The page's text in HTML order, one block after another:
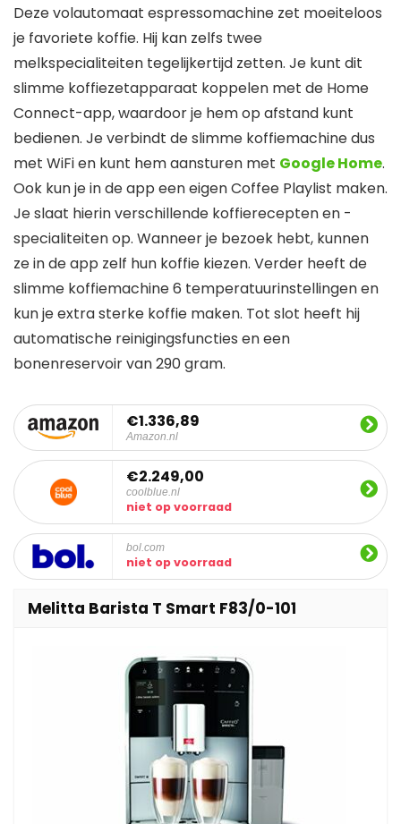
Deze volautomaat espressomachine zet moeiteloos
je favoriete koffie. Hij kan zelfs twee
melkspecialiteiten tegelijkertijd zetten. Je kunt dit
slimme koffiezetapparaat koppelen met de Home
Connect-app, waardoor je hem op afstand kunt
bedienen. Je verbindt de slimme koffiemachine dus
met WiFi en kunt hem aansturen met Google Home.
Ook kun je in de app een eigen Coffee Playlist maken.
Je slaat hierin verschillende koffierecepten en -
specialiteiten op. Wanneer je bezoek hebt, kunnen
ze in de app zelf hun koffie kiezen. Verder heeft de
slimme koffiemachine 6 temperatuurinstellingen en
kun je extra sterke koffie maken. Tot slot heeft hij
automatische reinigingsfuncties en een
bonenreservoir van 290 gram.
€1.336,89
Amazon.nl
€2.249,00
coolblue.nl
niet op voorraad
bol.com
niet op voorraad
Melitta Barista T Smart F83/0-101